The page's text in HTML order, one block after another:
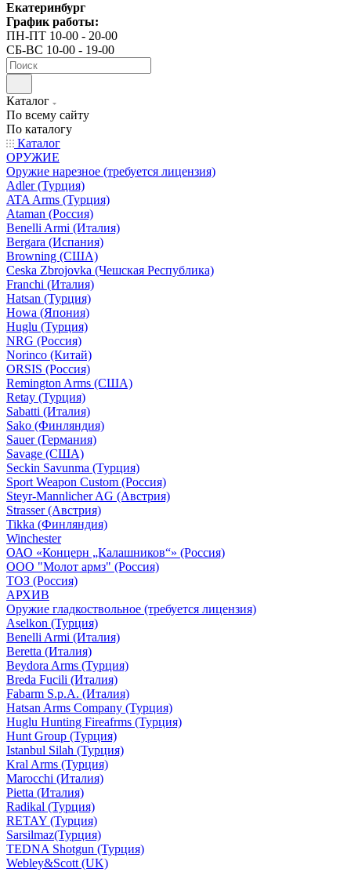
Екатеринбург
График работы:
ПН-ПТ 10-00 - 20-00
СБ-ВС 10-00 - 19-00
Каталог
По всему сайту
По каталогу
Каталог
ОРУЖИЕ
Оружие нарезное (требуется лицензия)
Adler (Турция)
ATA Arms (Турция)
Ataman (Россия)
Benelli Armi (Италия)
Bergara (Испания)
Browning (США)
Ceska Zbrojovka (Чешская Республика)
Franchi (Италия)
Hatsan (Турция)
Howa (Япония)
Huglu (Турция)
NRG (Россия)
Norinco (Китай)
ORSIS (Россия)
Remington Arms (США)
Retay (Турция)
Sabatti (Италия)
Sako (Финляндия)
Sauer (Германия)
Savage (США)
Seckin Savunma (Турция)
Sport Weapon Custom (Россия)
Steyr-Mannlicher AG (Австрия)
Strasser (Австрия)
Tikka (Финляндия)
Winchester
ОАО «Концерн „Калашников“» (Россия)
ООО "Молот армз" (Россия)
ТОЗ (Россия)
АРХИВ
Оружие гладкоствольное (требуется лицензия)
Aselkon (Турция)
Benelli Armi (Италия)
Beretta (Италия)
Beydora Arms (Турция)
Breda Fucili (Италия)
Fabarm S.p.A. (Италия)
Hatsan Arms Company (Турция)
Huglu Hunting Fireafrms (Турция)
Hunt Group (Турция)
Istanbul Silah (Турция)
Kral Arms (Турция)
Marocchi (Италия)
Pietta (Италия)
Radikal (Турция)
RETAY (Турция)
Sarsilmaz(Турция)
TEDNA Shotgun (Турция)
Webley&Scott (UK)